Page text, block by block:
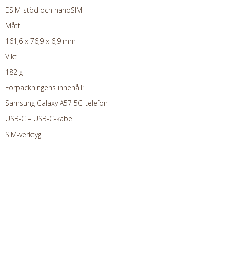
ESIM-stöd och nanoSIM
Mått
161,6 x 76,9 x 6,9 mm
Vikt
182 g
Förpackningens innehåll:
Samsung Galaxy A57 5G-telefon
USB-C – USB-C-kabel
SIM-verktyg